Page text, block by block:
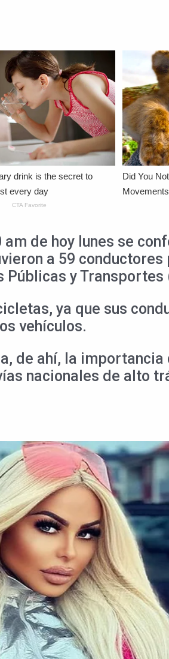
de hoy lunes se
a 59
y Transportes
ya que sus
vehículos.
de ahí, la
nacionales de alto